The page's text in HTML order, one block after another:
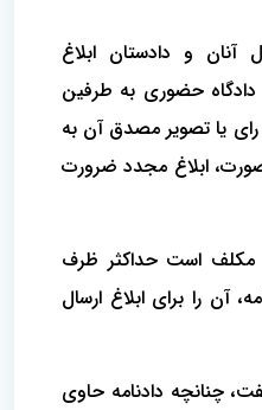
آنان و دادستان ابلاغ
حضوری به طرفین
رای یا تصویر مصدق آن به
ابلاغ مجدد ضرورت
مکلف است حداکثر ظرف
آن را برای ابلاغ ارسال
چنانچه دادنامه حاوی